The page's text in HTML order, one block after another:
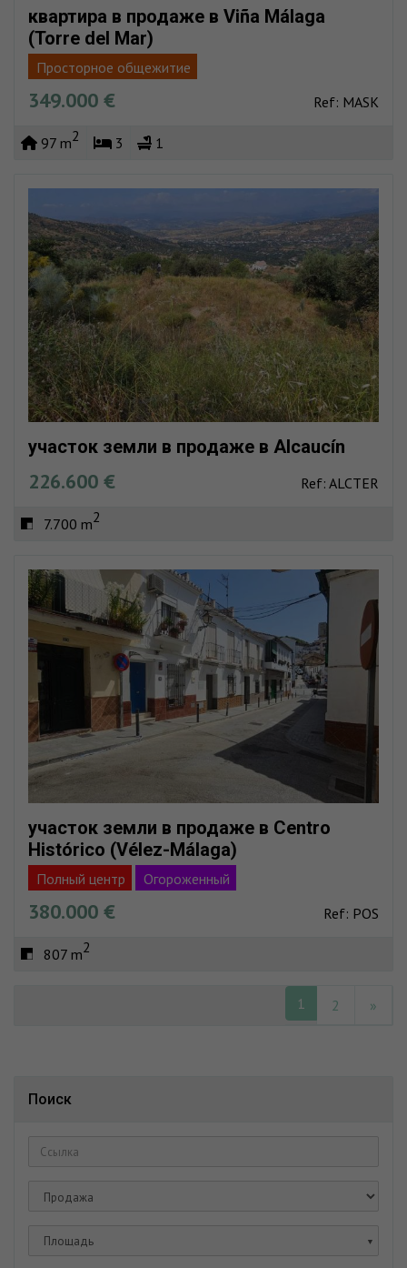
квартира в продаже в Viña Málaga
(Torre del Mar)
Просторное общежитие
Собственный карробининг
Бассейн
Пляж очень близко
349.000 € Ref: MASK
97 m2 3 1
участок земли в продаже в Alcaucín
226.600 € Ref: ALCTER
7.700 m2
участок земли в продаже в Centro
Histórico (Vélez-Málaga)
Полный центр Огороженный
380.000 € Ref: POS
807 m2
1 2 »
Поиск
Площадь ▼